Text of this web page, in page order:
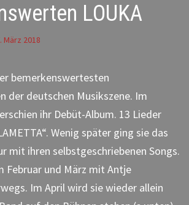
LOUKA
März 2018
bemerkenswertesten
der deutschen Musikszene. Im
ihr Debüt-Album. 13 Lieder
Wenig später ging sie das
mit ihren selbstgeschriebenen Songs.
Februar und März mit Antje
Im April wird sie wieder allein